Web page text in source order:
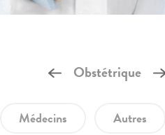
Obstétrique
Médecins Autres